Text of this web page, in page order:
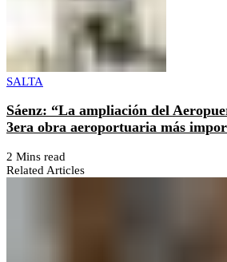
SALTA
Sáenz: “La ampliación del
3era obra aeroportuaria más
2 Mins read
Related Articles